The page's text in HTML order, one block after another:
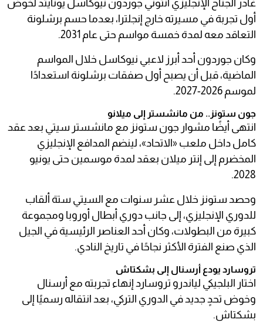
غادر الجناح الإنجليزي أنتوني جوردون نيوكاسل يونايتد لخوض
أول تجربة في مسيرته خارج إنجلترا، بعدما حسم برشلونة
التعاقد معه لمدة خمسة مواسم حتى عام 2031.
وكان جوردون أحد أبرز لاعبي نيوكاسل خلال المواسم
الماضية، قبل أن يصبح أول صفقات برشلونة استعدادًا
لموسم 2026-2027.
جون ستونز.. من مانشستر إلى ميلانو
انتهى أيضًا مشوار جون ستونز مع مانشستر سيتي بعد عقد
كامل داخل ملعب «الاتحاد»، لينضم المدافع الإنجليزي
المخضرم إلى إنتر ميلان بعقد لمدة موسمين حتى يونيو
2028.
وحصد ستونز خلال عشر سنوات مع السيتي ستة ألقاب
للدوري الإنجليزي، إلى جانب دوري أبطال أوروبا ومجموعة
كبيرة من البطولات، وكان أحد العناصر الرئيسية في الجيل
الذي صنع الفترة الأكثر نجاحًا في تاريخ النادي.
تروسارد يودع أرسنال إلى بشكتاش
اختار البلجيكي لياندرو تروسارد إنهاء تجربته مع أرسنال
وخوض تحدٍ جديد في الدوري التركي، بعد انتقاله رسميًا إلى
بشكتاش.